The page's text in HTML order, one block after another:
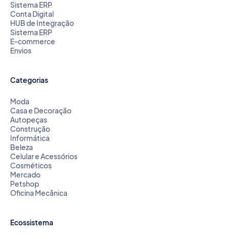
Sistema ERP
Conta Digital
HUB de Integração
Sistema ERP
E-commerce
Envios
Categorias
Moda
Casa e Decoração
Autopeças
Construção
Informática
Beleza
Celular e Acessórios
Cosméticos
Mercado
Petshop
Oficina Mecânica
Ecossistema